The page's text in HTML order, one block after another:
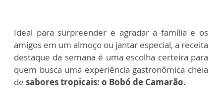
Ideal para surpreender e agradar a família e os
amigos em um almoço ou jantar especial, a receita
destaque da semana é uma escolha certeira para
quem busca uma experiência gastronômica cheia
de sabores tropicais: o Bobó de Camarão.